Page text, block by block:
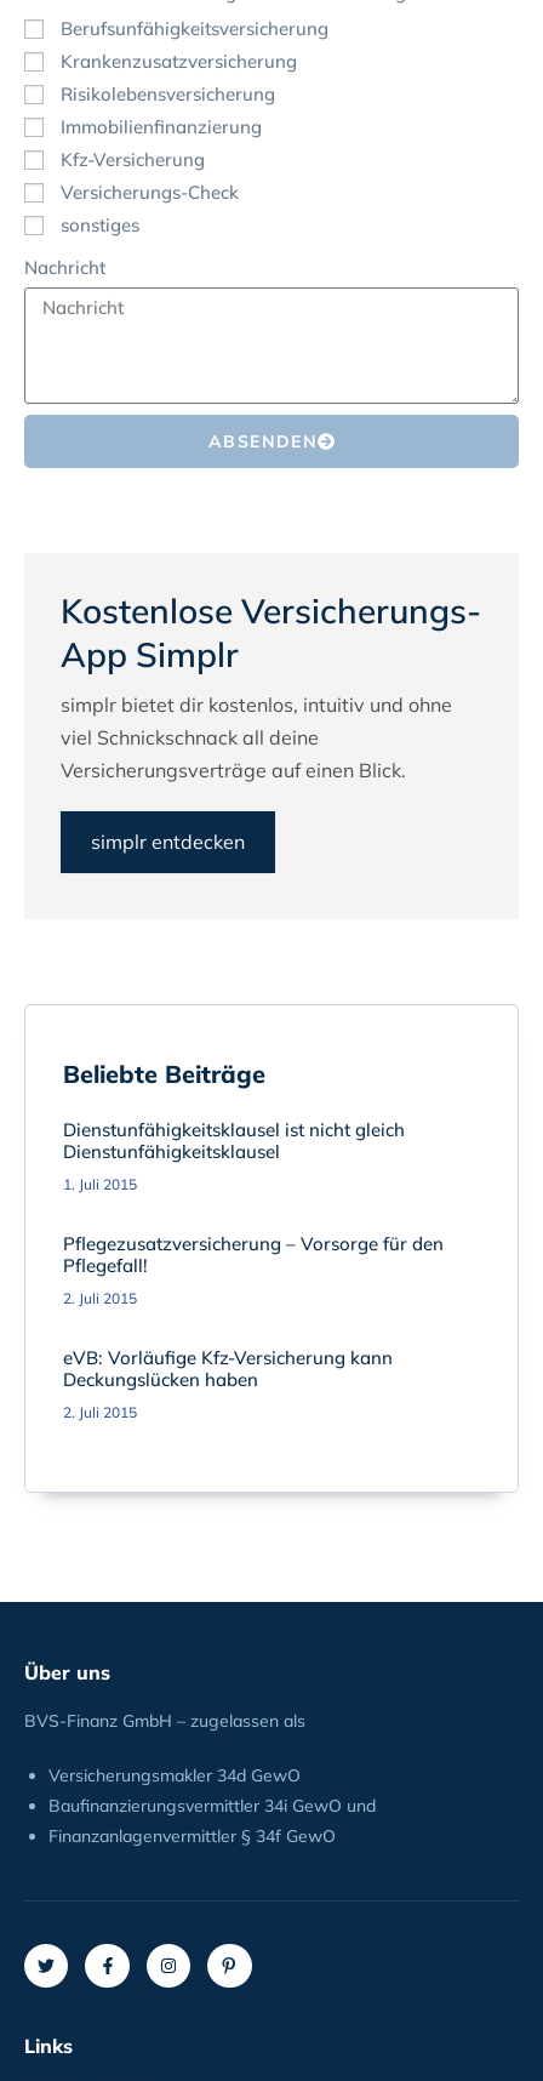
Berufsunfähigkeitsversicherung
Krankenzusatzversicherung
Risikolebensversicherung
Immobilienfinanzierung
Kfz-Versicherung
Versicherungs-Check
sonstiges
Nachricht
ABSENDEN
Kostenlose Versicherungs-
App Simplr
simplr bietet dir kostenlos, intuitiv und ohne
viel Schnickschnack all deine
Versicherungsverträge auf einen Blick.
simplr entdecken
Beliebte Beiträge
Dienstunfähigkeitsklausel ist nicht gleich
Dienstunfähigkeitsklausel
1. Juli 2015
Pflegezusatzversicherung – Vorsorge für den
Pflegefall!
2. Juli 2015
eVB: Vorläufige Kfz-Versicherung kann
Deckungslücken haben
2. Juli 2015
Über uns
BVS-Finanz GmbH – zugelassen als
Versicherungsmakler 34d GewO
Baufinanzierungsvermittler 34i GewO und
Finanzanlagenvermittler § 34f GewO
Links